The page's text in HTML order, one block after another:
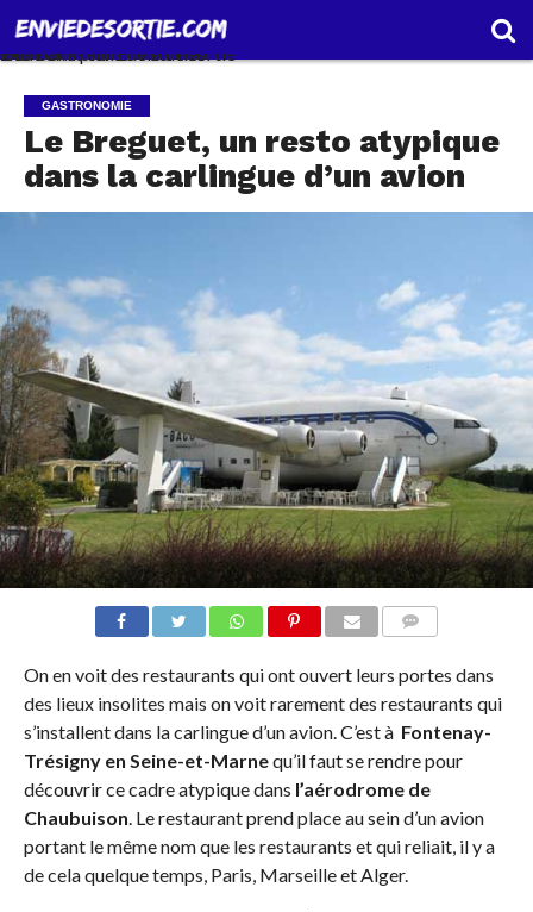
CONTACT
Des bons plans de sorties entre amis sur Envie de sortie .com
GASTRONOMIE
Le Breguet, un resto atypique
dans la carlingue d’un avion
On en voit des restaurants qui ont ouvert leurs portes dans
des lieux insolites mais on voit rarement des restaurants qui
s’installent dans la carlingue d’un avion. C’est à Fontenay-
Trésigny en Seine-et-Marnequ’il faut se rendre pour
découvrir ce cadre atypique dans l’aérodrome de
Chaubuison. Le restaurant prend place au sein d’un avion
portant le même nom que les restaurants et qui reliait, il y a
de cela quelque temps, Paris, Marseille et Alger.